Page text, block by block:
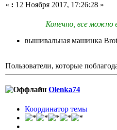
« : 12 Ноября 2017, 17:26:28 »
Конечно, все можно
вышивальная машинка
Пользователи, которые
Olenka74
Координатор темы